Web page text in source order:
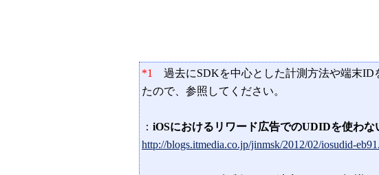
*1
過去にSDKを中心とした計測方法や端末ID
たので、参照してください。
： iOSにおけるリワード広告でのUDIDを使わな
http://blogs.itmedia.co.jp/jinmsk/2012/02/iosudid-